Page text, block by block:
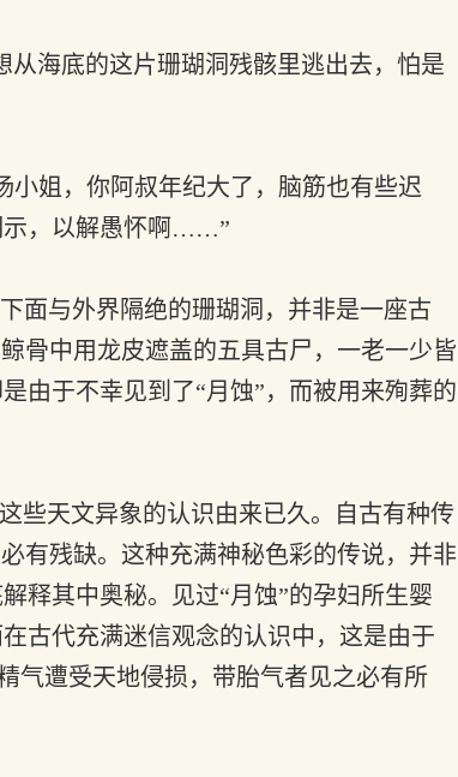
海底的这片珊瑚洞残骸里逃出去，怕是
姐，你阿叔年纪大了，脑筋也有些迟
示，以解愚怀啊……”
面与外界隔绝的珊瑚洞，并非是一座古
骨中用龙皮遮盖的五具古尸，一老一少皆
由于不幸见到了“月蚀”，而被用来殉葬的
些天文异象的认识由来已久。自古有种传
有残缺。这种充满神秘色彩的传说，并非
释其中奥秘。见过“月蚀”的孕妇所生婴
古代充满迷信观念的认识中，这是由于
气遭受天地侵损，带胎气者见之必有所